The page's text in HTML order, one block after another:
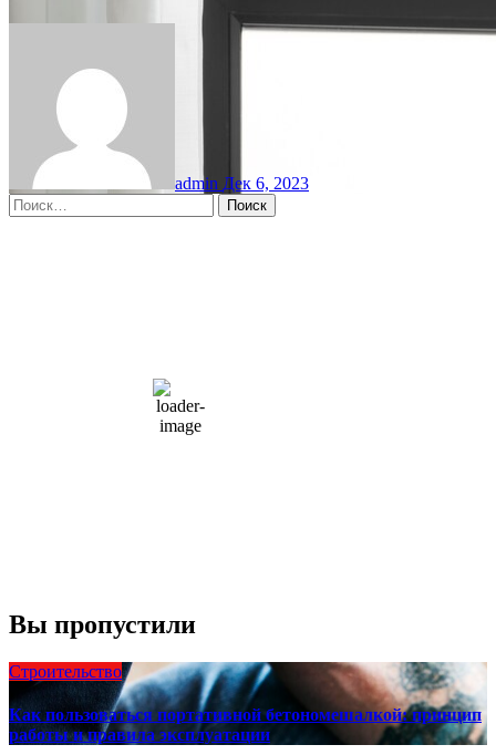
admin Дек 6, 2023
Найти:
66 %
1004 мб
10 mph
Вы пропустили
Строительство
Как пользоваться портативной бетономешалкой: принцип
работы и правила эксплуатации